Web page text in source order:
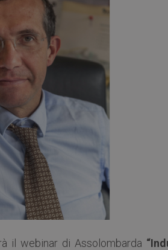
il webinar di Assolombarda